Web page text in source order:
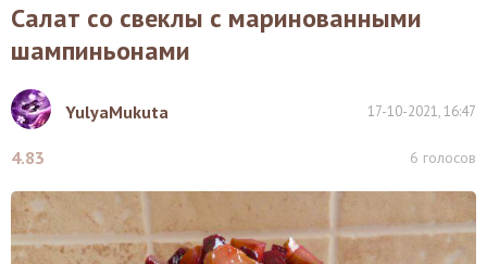
Салат со свеклы с маринованными
шампиньонами
YulyaMukuta 17-10-2021, 16:47
4.83 6 голосов